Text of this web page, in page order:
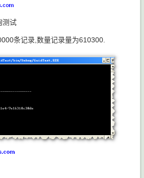
试
条记录,数量记录量为610300.